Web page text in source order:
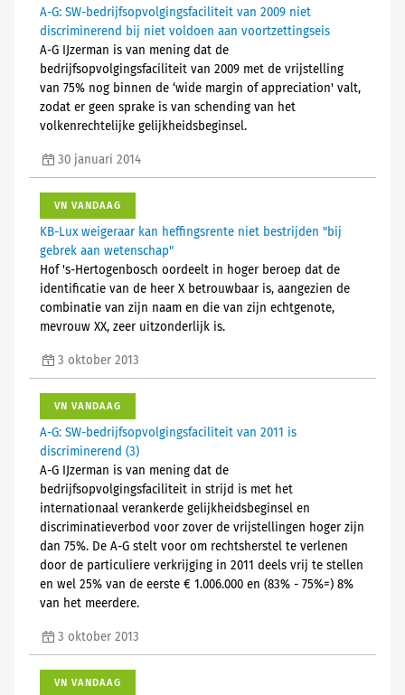
A-G: SW-bedrijfsopvolgingsfaciliteit van 2009 niet
discriminerend bij niet voldoen aan voortzettingseis
A-G IJzerman is van mening dat de
bedrijfsopvolgingsfaciliteit van 2009 met de vrijstelling
van 75% nog binnen de ‘wide margin of appreciation' valt,
zodat er geen sprake is van schending van het
volkenrechtelijke gelijkheidsbeginsel.
30 januari 2014
VN VANDAAG
KB-Lux weigeraar kan heffingsrente niet bestrijden "bij
gebrek aan wetenschap"
Hof 's-Hertogenbosch oordeelt in hoger beroep dat de
identificatie van de heer X betrouwbaar is, aangezien de
combinatie van zijn naam en die van zijn echtgenote,
mevrouw XX, zeer uitzonderlijk is.
3 oktober 2013
VN VANDAAG
A-G: SW-bedrijfsopvolgingsfaciliteit van 2011 is
discriminerend (3)
A-G IJzerman is van mening dat de
bedrijfsopvolgingsfaciliteit in strijd is met het
internationaal verankerde gelijkheidsbeginsel en
discriminatieverbod voor zover de vrijstellingen hoger zijn
dan 75%. De A-G stelt voor om rechtsherstel te verlenen
door de particuliere verkrijging in 2011 deels vrij te stellen
en wel 25% van de eerste € 1.006.000 en (83% - 75%=) 8%
van het meerdere.
3 oktober 2013
VN VANDAAG